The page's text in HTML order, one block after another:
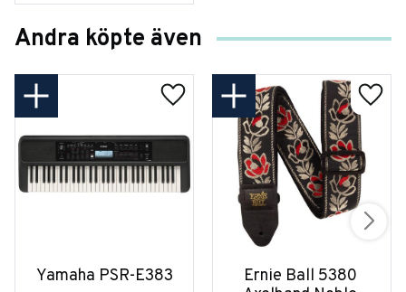
Andra köpte även
Yamaha PSR-E383
Ernie Ball 5380